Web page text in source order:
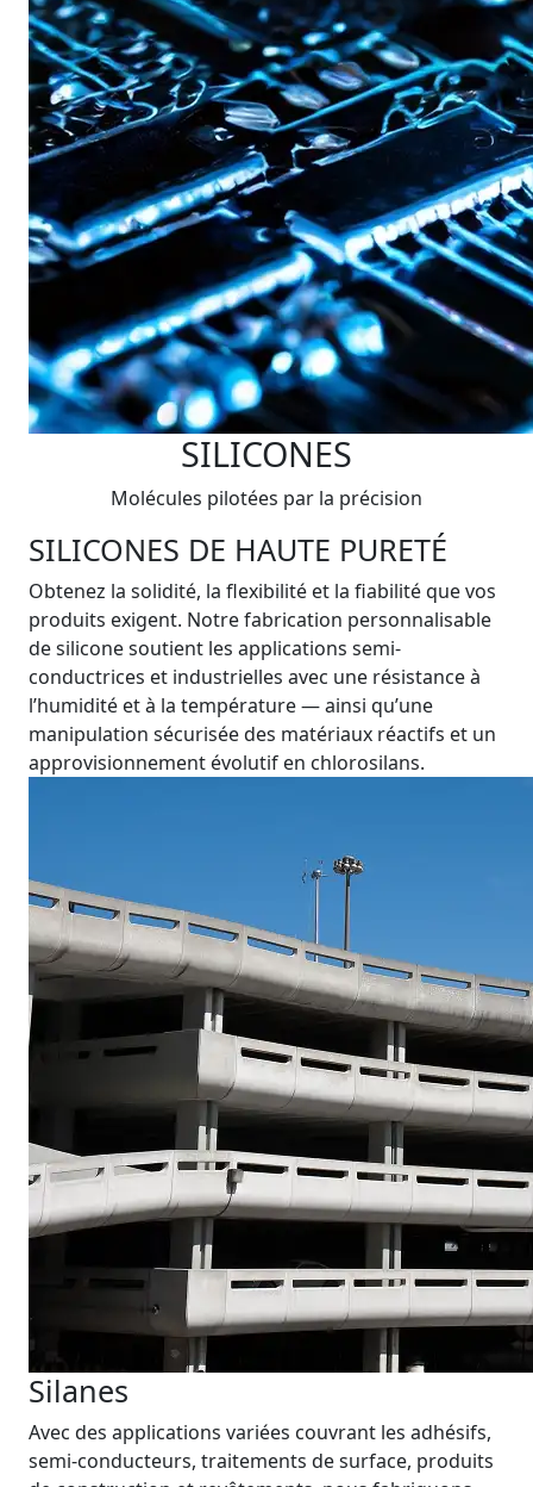
SILICONES
Molécules pilotées par la précision
SILICONES DE HAUTE PURETÉ
Obtenez la solidité, la flexibilité et la fiabilité que vos
produits exigent. Notre fabrication personnalisable
de silicone soutient les applications semi-
conductrices et industrielles avec une résistance à
l’humidité et à la température — ainsi qu’une
manipulation sécurisée des matériaux réactifs et un
approvisionnement évolutif en chlorosilans.
Silanes
Avec des applications variées couvrant les adhésifs,
semi-conducteurs, traitements de surface, produits